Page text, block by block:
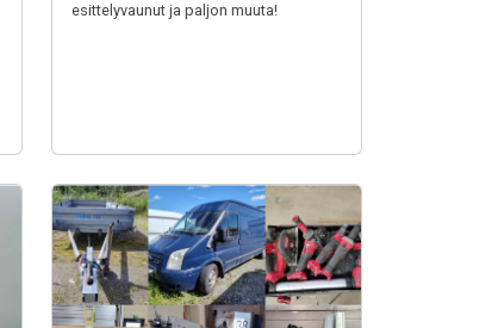
esittelyvaunut ja paljon muuta!